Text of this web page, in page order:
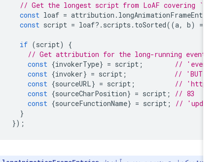
// Get the longest script from LoAF covering
const loaf = attribution.
const script = loaf?.scripts.toSorted(( a, b
if (script
// Get attribution for the long-running event
const {invokerType = script
//
const {invoker = script
//
const {sourceURL = script
//
const {sourceCharPosition = script; // 83
const {sourceFunctionName = script;
//